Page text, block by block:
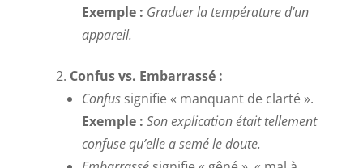
Exemple : Graduer la température d’un
appareil.
Confus vs. Embarrassé :
Confussignifie « manquant de clarté ».
Exemple : Son explication était tellement
confuse qu’elle a semé le doute.